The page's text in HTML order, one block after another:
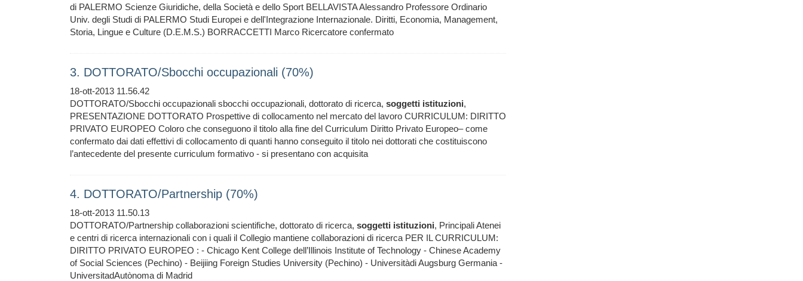
di PALERMO Scienze Giuridiche, della Società e dello Sport BELLAVISTA Alessandro Professore Ordinario
Univ. degli Studi di PALERMO Studi Europei e dell'Integrazione Internazionale. Diritti, Economia, Management,
Storia, Lingue e Culture (D.E.M.S.) BORRACCETTI Marco Ricercatore confermato
3. DOTTORATO/Sbocchi occupazionali (70%)
18-ott-2013 11.56.42
DOTTORATO/Sbocchi occupazionali sbocchi occupazionali, dottorato di ricerca, soggetti istituzioni,
PRESENTAZIONE DOTTORATO Prospettive di collocamento nel mercato del lavoro CURRICULUM: DIRITTO
PRIVATO EUROPEO Coloro che conseguono il titolo alla fine del Curriculum Diritto Privato Europeo– come
confermato dai dati effettivi di collocamento di quanti hanno conseguito il titolo nei dottorati che costituiscono
l’antecedente del presente curriculum formativo - si presentano con acquisita
4. DOTTORATO/Partnership (70%)
18-ott-2013 11.50.13
DOTTORATO/Partnership collaborazioni scientifiche, dottorato di ricerca, soggetti istituzioni, Principali Atenei
e centri di ricerca internazionali con i quali il Collegio mantiene collaborazioni di ricerca PER IL CURRICULUM:
DIRITTO PRIVATO EUROPEO : - Chicago Kent College dell’Illinois Institute of Technology - Chinese Academy
of Social Sciences (Pechino) - Beijiing Foreign Studies University (Pechino) - Universitàdi Augsburg Germania -
UniversitadAutònoma di Madrid